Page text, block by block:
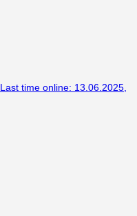
Last time online: 13.06.2025